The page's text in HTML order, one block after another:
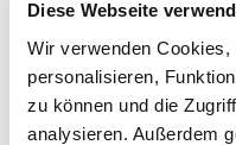
Diese Webseite
Wir verwenden
personalisieren,
zu können und die
analysieren. Außerdem
Brandverhalten:
Cfl
Schallabsorption: